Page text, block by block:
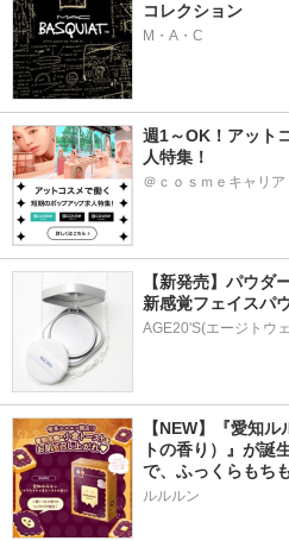
コレクション
M・A・C
週1～OK！アット
人特集！
＠ｃｏｓｍｅキャリア
【新発売】パウダ
新感覚フェイスパ
AGE20'S(エージトウ
【NEW】『愛知
トの香り）』が誕
で、ふっくらもち
ルルルン